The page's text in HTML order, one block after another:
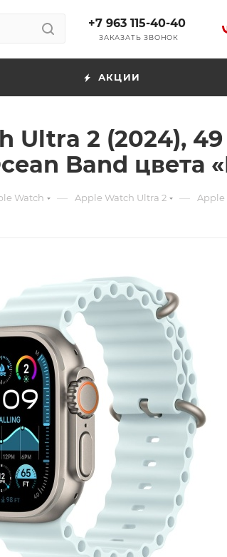
+7 963 115-40-40
ЗАКАЗАТЬ ЗВОНОК
АКЦИИ
Ultra 2 (2024),
Band цвета
Watch — Apple Watch Ultra 2 — Apple